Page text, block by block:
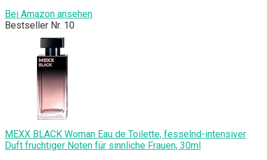
Bei Amazon ansehen
Bestseller Nr. 10
MEXX BLACK Woman Eau de Toilette, fesselnd-intensiver
Duft fruchtiger Noten für sinnliche Frauen, 30ml